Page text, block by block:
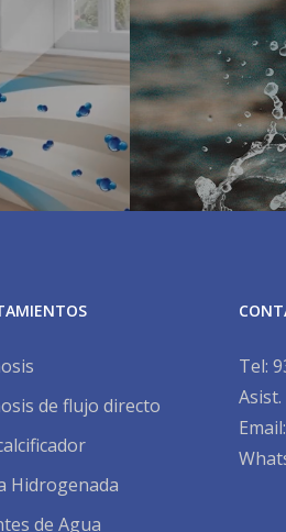
de flujo directo
Hidrogenada
de Agua
Tel:
Asist.
Email: